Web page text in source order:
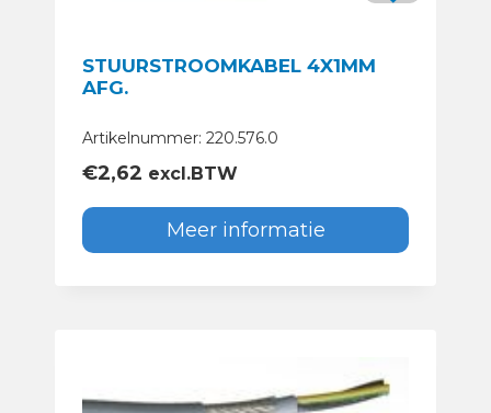
STUURSTROOMKABEL 4X1MM
AFG.
Artikelnummer: 220.576.0
€2,62 excl.BTW
Meer informatie